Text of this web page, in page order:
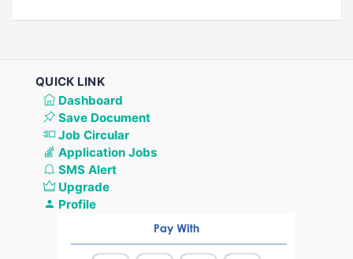
QUICK LINK
Dashboard
Save Document
Job Circular
Application Jobs
SMS Alert
Upgrade
Profile